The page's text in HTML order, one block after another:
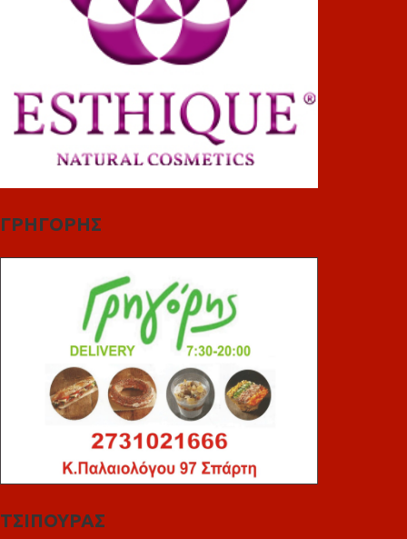
ΓΡΗΓΟΡΗΣ
ΤΣΙΠΟΥΡΑΣ